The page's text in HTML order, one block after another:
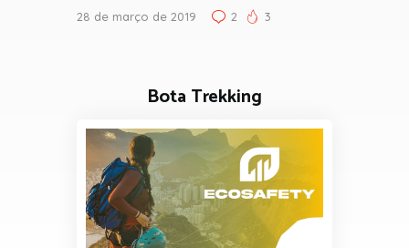
28 de março de 2019 2 3
Bota Trekking